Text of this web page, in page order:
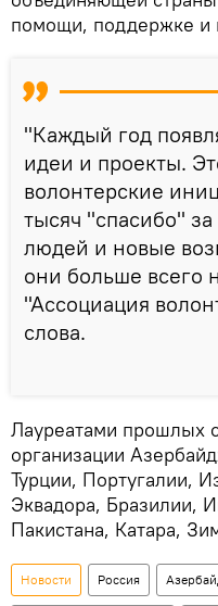
помощи, поддержке и
"Каждый год
идеи и проекты.
волонтерские
тысяч "спасибо"
людей и новые
они больше всего
"Ассоциация
слова.
Лауреатами прошлых
организации
Турции, Португалии,
Эквадора, Бразилии,
Пакистана, Катара,
Новости Россия